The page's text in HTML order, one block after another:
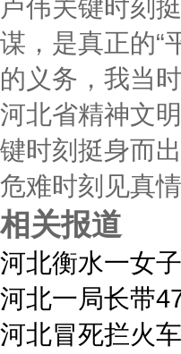
卢伟关键时刻
谋，是真正的“
的义务，我当
河北省精神文
键时刻挺身而
危难时刻见真
相关报道
河北衡水一女
河北一局长带
河北冒死拦火